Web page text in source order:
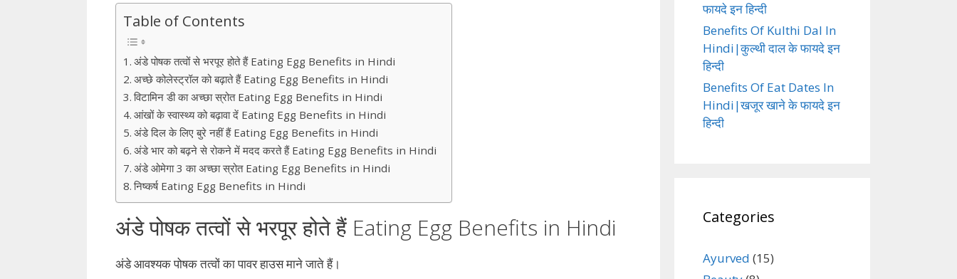
Table of Contents
अंडे पोषक तत्वों से भरपूर होते हैं Eating Egg Benefits in Hindi
अच्छे कोलेस्ट्रॉल को बढ़ाते हैं Eating Egg Benefits in Hindi
विटामिन डी का अच्छा स्रोत Eating Egg Benefits in Hindi
आंखों के स्वास्थ्य को बढ़ावा दें Eating Egg Benefits in Hindi
अंडे दिल के लिए बुरे नहीं हैं Eating Egg Benefits in Hindi
अंडे भार को बढ़ने से रोकने में मदद करते हैं Eating Egg Benefits in Hindi
अंडे ओमेगा 3 का अच्छा स्रोत Eating Egg Benefits in Hindi
निष्कर्ष Eating Egg Benefits in Hindi
अंडे पोषक तत्वों से भरपूर होते हैं Eating Egg Benefits in Hindi
अंडे आवश्यक पोषक तत्वों का पावर हाउस माने जाते हैं।
फायदे इन हिन्दी
Benefits Of Kulthi Dal In
Hindi|कुल्थी दाल के फायदे इन
हिन्दी
Benefits Of Eat Dates In
Hindi|खजूर खाने के फायदे इन
हिन्दी
Categories
Ayurved (15)